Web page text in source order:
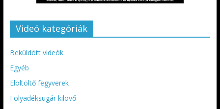
Videó kategóriák
Beküldött videók
Egyéb
Elöltöltő fegyverek
Folyadéksugár kilövő